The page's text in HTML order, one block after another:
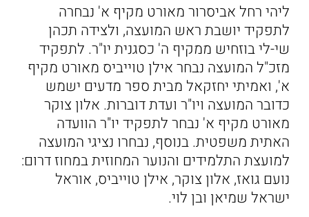
ליהי רחל אביסרור מאורט מקיף א' נבחרה
לתפקיד יושבת ראש המועצה, ולצידה תכהן
שי-לי בוזחיש ממקיף ה' כסגנית יו"ר. לתפקיד
מזכ"ל המועצה נבחר אילן טוייביס מאורט מקיף
א', ואמיתי יחזקאל מבית ספר מדעים ישמש
כדובר המועצה ויו"ר ועדת דוברות. אלון צוקר
מאורט מקיף א' נבחר לתפקיד יו"ר הוועדה
האתית משפטית. בנוסף, נבחרו נציגי המועצה
למועצת התלמידים והנוער המחוזית במחוז דרום:
נועם גואז, אלון צוקר, אילן טוייביס, אוראל
ישראל שמיאן ובן לוי.